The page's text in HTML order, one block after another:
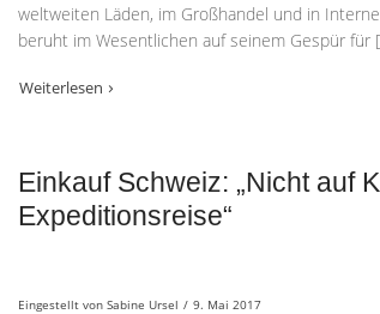
weltweiten Läden, im Großhandel und in
beruht im Wesentlichen auf seinem Gespür für
Weiterlesen
Einkauf Schweiz: „Nicht auf
Expeditionsreise“
Eingestellt von Sabine Ursel / 9. Mai 2017